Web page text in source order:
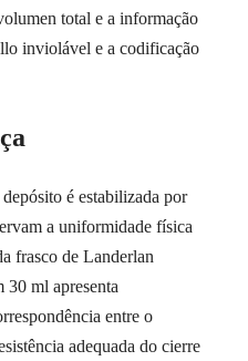
total e a informação
inviolável e a codificação
é estabilizada por
a uniformidade física
frasco de Landerlan
30 ml apresenta
entre o
adequada do cierre